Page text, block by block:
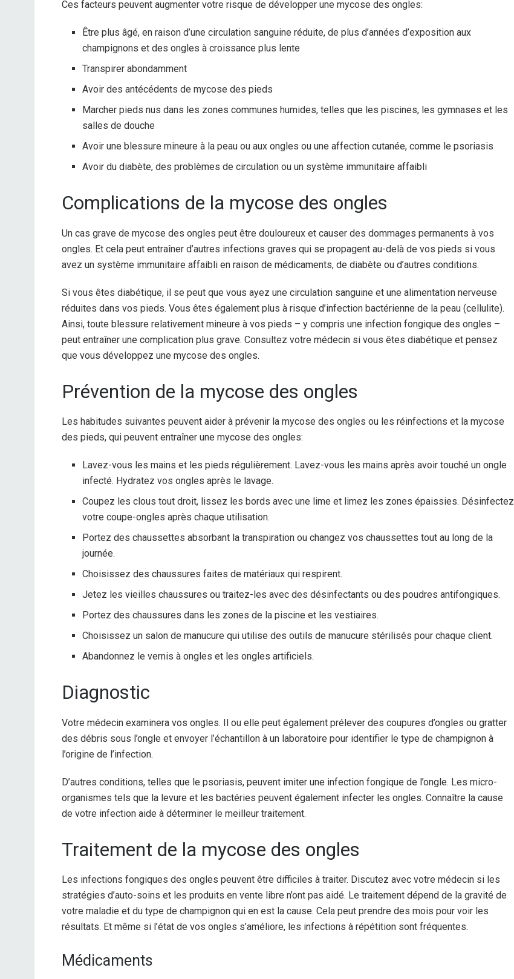
Ces facteurs peuvent augmenter votre risque de développer une mycose des ongles:
Être plus âgé, en raison d’une circulation sanguine réduite, de plus d’années d’exposition aux
champignons et des ongles à croissance plus lente
Transpirer abondamment
Avoir des antécédents de mycose des pieds
Marcher pieds nus dans les zones communes humides, telles que les piscines, les gymnases et les
salles de douche
Avoir une blessure mineure à la peau ou aux ongles ou une affection cutanée, comme le psoriasis
Avoir du diabète, des problèmes de circulation ou un système immunitaire affaibli
Complications de la mycose des ongles
Un cas grave de mycose des ongles peut être douloureux et causer des dommages permanents à vos
ongles. Et cela peut entraîner d’autres infections graves qui se propagent au-delà de vos pieds si vous
avez un système immunitaire affaibli en raison de médicaments, de diabète ou d’autres conditions.
Si vous êtes diabétique, il se peut que vous ayez une circulation sanguine et une alimentation nerveuse
réduites dans vos pieds. Vous êtes également plus à risque d’infection bactérienne de la peau (cellulite).
Ainsi, toute blessure relativement mineure à vos pieds – y compris une infection fongique des ongles –
peut entraîner une complication plus grave. Consultez votre médecin si vous êtes diabétique et pensez
que vous développez une mycose des ongles.
Prévention de la mycose des ongles
Les habitudes suivantes peuvent aider à prévenir la mycose des ongles ou les réinfections et la mycose
des pieds, qui peuvent entraîner une mycose des ongles:
Lavez-vous les mains et les pieds régulièrement. Lavez-vous les mains après avoir touché un ongle
infecté. Hydratez vos ongles après le lavage.
Coupez les clous tout droit, lissez les bords avec une lime et limez les zones épaissies. Désinfectez
votre coupe-ongles après chaque utilisation.
Portez des chaussettes absorbant la transpiration ou changez vos chaussettes tout au long de la
journée.
Choisissez des chaussures faites de matériaux qui respirent.
Jetez les vieilles chaussures ou traitez-les avec des désinfectants ou des poudres antifongiques.
Portez des chaussures dans les zones de la piscine et les vestiaires.
Choisissez un salon de manucure qui utilise des outils de manucure stérilisés pour chaque client.
Abandonnez le vernis à ongles et les ongles artificiels.
Diagnostic
Votre médecin examinera vos ongles. Il ou elle peut également prélever des coupures d’ongles ou gratter
des débris sous l’ongle et envoyer l’échantillon à un laboratoire pour identifier le type de champignon à
l’origine de l’infection.
D’autres conditions, telles que le psoriasis, peuvent imiter une infection fongique de l’ongle. Les micro-
organismes tels que la levure et les bactéries peuvent également infecter les ongles. Connaître la cause
de votre infection aide à déterminer le meilleur traitement.
Traitement de la mycose des ongles
Les infections fongiques des ongles peuvent être difficiles à traiter. Discutez avec votre médecin si les
stratégies d’auto-soins et les produits en vente libre n’ont pas aidé. Le traitement dépend de la gravité de
votre maladie et du type de champignon qui en est la cause. Cela peut prendre des mois pour voir les
résultats. Et même si l’état de vos ongles s’améliore, les infections à répétition sont fréquentes.
Médicaments